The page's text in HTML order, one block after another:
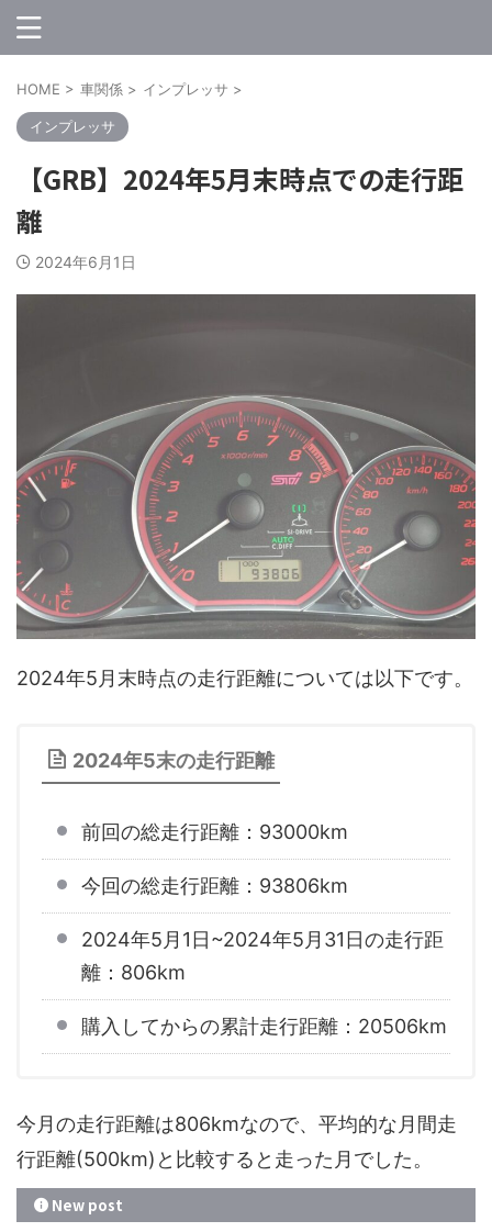
HOME > 車関係 > インプレッサ >
インプレッサ
【GRB】2024年5月末時点での走行距
離
2024年6月1日
2024年5月末時点の走行距離については以下です。
2024年5末の走行距離
前回の総走行距離：93000km
今回の総走行距離：93806km
2024年5月1日~2024年5月31日の走行距
離：806km
購入してからの累計走行距離：20506km
今月の走行距離は806kmなので、平均的な月間走
行距離(500km)と比較すると走った月でした。
New post